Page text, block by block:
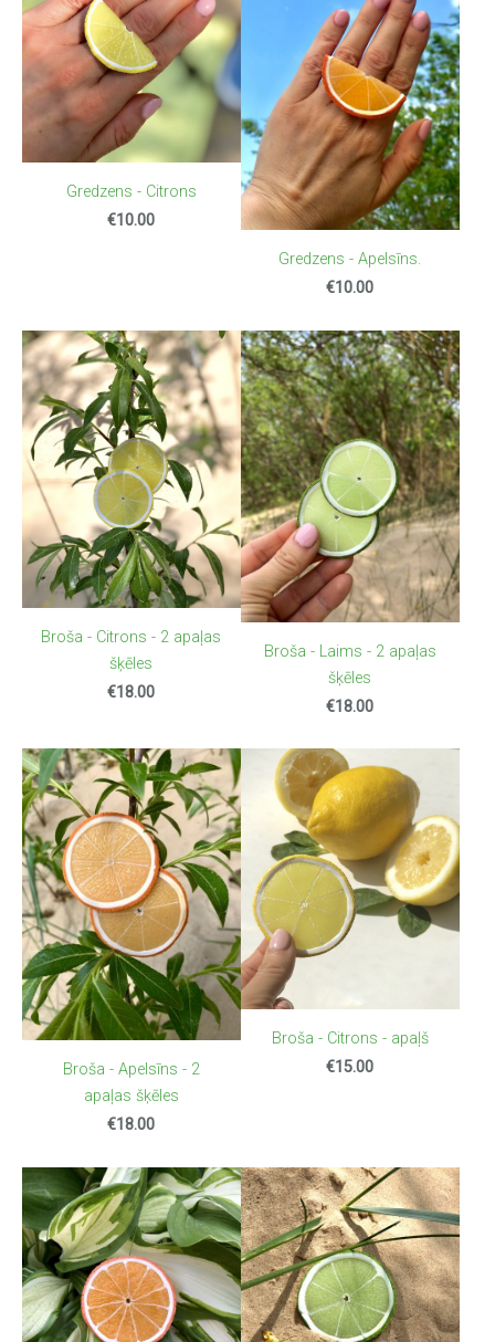
Gredzens - Citrons
€10.00
Gredzens - Apelsīns.
€10.00
Broša - Citrons - 2 apaļas
šķēles
€18.00
Broša - Laims - 2 apaļas
šķēles
€18.00
Broša - Apelsīns - 2
apaļas šķēles
€18.00
Broša - Citrons - apaļš
€15.00